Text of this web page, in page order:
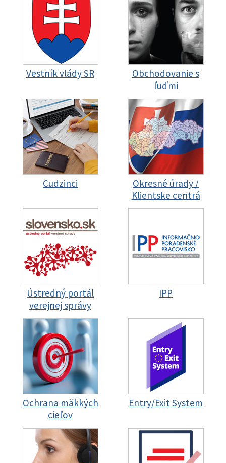
Vestník vlády SR
Obchodovanie s
ľuďmi
Cudzinci
Okresné úrady /
Klientske centrá
Ústredný portál
verejnej správy
IPP
Ochrana mäkkých
cieľov
Entry/Exit System